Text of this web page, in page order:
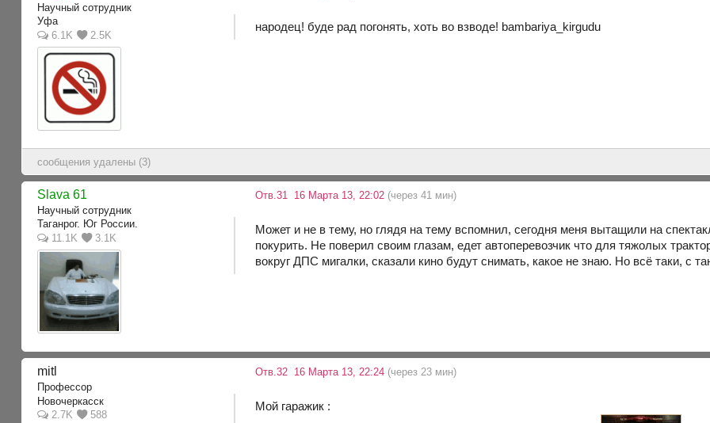
Научный сотрудник
Уфа
6.1K
2.5K
народец! буде рад погонять, хоть во взводе! bambariya_kirgudu
сообщения удалены (3)
Slava 61
Научный сотрудник
Таганрог. Юг России.
11.1K
3.1K
Отв.31 16 Марта 13, 22:02 (через 41 мин)
Может и не в тему, но глядя на тему вспомнил, сегодня меня вытащили на
покурить. Не поверил своим глазам, едет автоперевозчик что для тяжолых
вокруг ДПС мигалки, сказали кино будут снимать, какое не знаю. Но всё таки, с
mitl
Профессор
Новочеркасск
2.7K
588
Отв.32 16 Марта 13, 22:24 (через 23 мин)
Мой гаражик :